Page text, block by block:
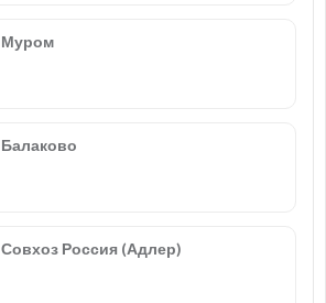
Муром
Балаково
Совхоз Россия (Адлер)